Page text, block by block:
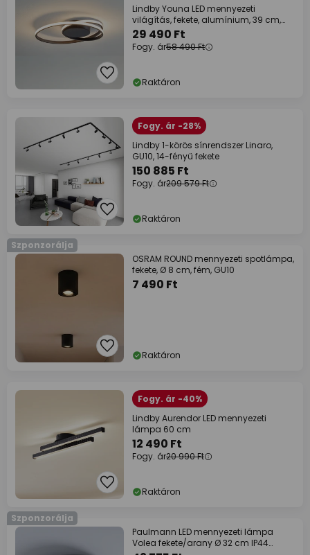
Lindby Youna LED mennyezeti
világítás, fekete, alumínium, 39 cm,
dimmelhető
29 490 Ft
Fogy. ár58 490 Ft
Raktáron
Fogy. ár -28%
Lindby 1-körös sínrendszer Linaro,
GU10, 14-fényű fekete
150 885 Ft
Fogy. ár209 579 Ft
Raktáron
Szponzorálja
OSRAM ROUND mennyezeti spotlámpa,
fekete, Ø 8 cm, fém, GU10
7 490 Ft
Raktáron
Fogy. ár -40%
Lindby Aurendor LED mennyezeti
lámpa 60 cm
12 490 Ft
Fogy. ár20 990 Ft
Raktáron
Szponzorálja
Paulmann LED mennyezeti lámpa
Volea fekete/arany Ø 32 cm IP44